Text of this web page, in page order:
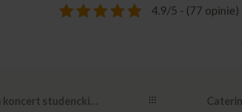
4.9/5 - (77 opinie)
Catering na koncert studencki – co sprawdza się podczas wydarzeń